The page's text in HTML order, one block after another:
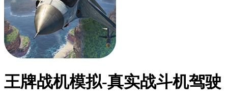
王牌战机模拟-真实战斗机驾驶